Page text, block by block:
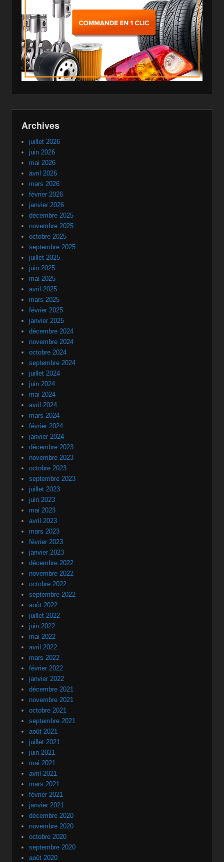
Archives
juillet 2026
juin 2026
mai 2026
avril 2026
mars 2026
février 2026
janvier 2026
décembre 2025
novembre 2025
octobre 2025
septembre 2025
juillet 2025
juin 2025
mai 2025
avril 2025
mars 2025
février 2025
janvier 2025
décembre 2024
novembre 2024
octobre 2024
septembre 2024
juillet 2024
juin 2024
mai 2024
avril 2024
mars 2024
février 2024
janvier 2024
décembre 2023
novembre 2023
octobre 2023
septembre 2023
juillet 2023
juin 2023
mai 2023
avril 2023
mars 2023
février 2023
janvier 2023
décembre 2022
novembre 2022
octobre 2022
septembre 2022
août 2022
juillet 2022
juin 2022
mai 2022
avril 2022
mars 2022
février 2022
janvier 2022
décembre 2021
novembre 2021
octobre 2021
septembre 2021
août 2021
juillet 2021
juin 2021
mai 2021
avril 2021
mars 2021
février 2021
janvier 2021
décembre 2020
novembre 2020
octobre 2020
septembre 2020
août 2020